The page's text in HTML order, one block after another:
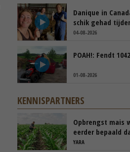
Danique in
schik gehad
04-08-2026
POAH!: Fendt 1042
01-08-2026
KENNISPARTNERS
Opbrengst mais
eerder bepaald
gedacht
YARA